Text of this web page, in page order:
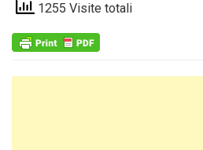
1255 Visite totali